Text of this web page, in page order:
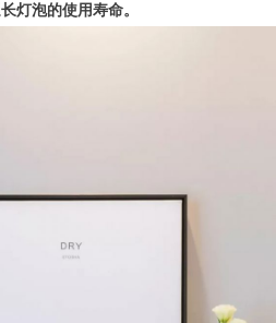
灯泡的使用寿命。